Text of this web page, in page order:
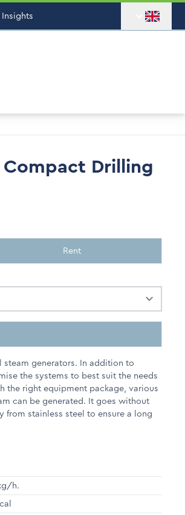
Insights
Drilling
Rent
generators. In addition to
the systems to best suit the needs
the right equipment package, various
can be generated. It goes without
stainless steel to ensure a long
h.